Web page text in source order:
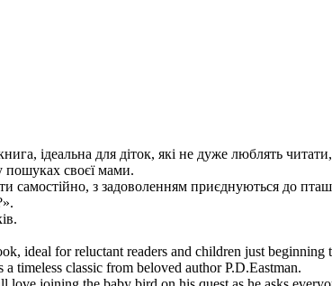
ідеальна для діток, які не дуже люблять
пошуках своєї мами.
самостійно, з задоволенням приєднуються до
ideal for reluctant readers and children just beginning
timeless classic from beloved author P.D.Eastman.